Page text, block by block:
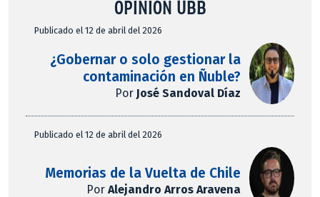
OPINIÓN UBB
Publicado el 12 de abril del 2026
¿Gobernar o solo gestionar la
contaminación en Ñuble?
Por José Sandoval Díaz
Publicado el 12 de abril del 2026
Memorias de la Vuelta de Chile
PorAlejandro Arros Aravena